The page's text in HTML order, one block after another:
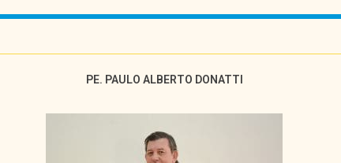
PE. PAULO ALBERTO DONATTI